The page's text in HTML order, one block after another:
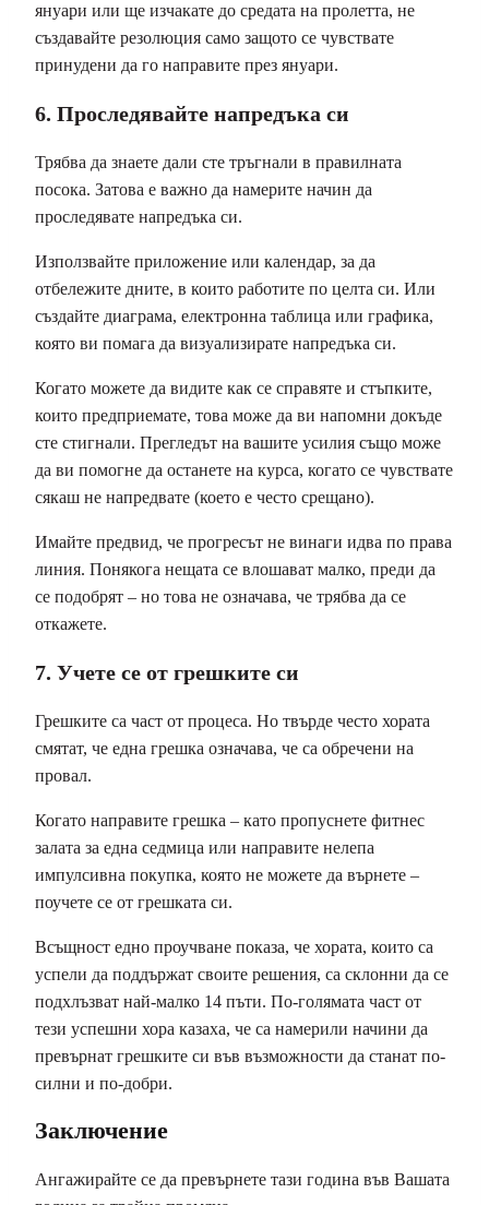
януари или ще изчакате до средата на пролетта, не
създавайте резолюция само защото се чувствате
принудени да го направите през януари.
6. Проследявайте напредъка си
Трябва да знаете дали сте тръгнали в правилната
посока. Затова е важно да намерите начин да
проследявате напредъка си.
Използвайте приложение или календар, за да
отбележите дните, в които работите по целта си. Или
създайте диаграма, електронна таблица или графика,
която ви помага да визуализирате напредъка си.
Когато можете да видите как се справяте и стъпките,
които предприемате, това може да ви напомни докъде
сте стигнали. Прегледът на вашите усилия също може
да ви помогне да останете на курса, когато се чувствате
сякаш не напредвате (което е често срещано).
Имайте предвид, че прогресът не винаги идва по права
линия. Понякога нещата се влошават малко, преди да
се подобрят – но това не означава, че трябва да се
откажете.
7. Учете се от грешките си
Грешките са част от процеса. Но твърде често хората
смятат, че една грешка означава, че са обречени на
провал.
Когато направите грешка – като пропуснете фитнес
залата за една седмица или направите нелепа
импулсивна покупка, която не можете да върнете –
поучете се от грешката си.
Всъщност едно проучване показа, че хората, които са
успели да поддържат своите решения, са склонни да се
подхлъзват най-малко 14 пъти. По-голямата част от
тези успешни хора казаха, че са намерили начини да
превърнат грешките си във възможности да станат по-
силни и по-добри.
Заключение
Ангажирайте се да превърнете тази година във Вашата